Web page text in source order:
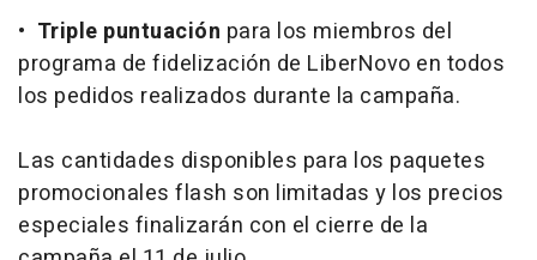
• Triple puntuación para los miembros del
programa de fidelización de LiberNovo en todos
los pedidos realizados durante la campaña.
Las cantidades disponibles para los paquetes
promocionales flash son limitadas y los precios
especiales finalizarán con el cierre de la